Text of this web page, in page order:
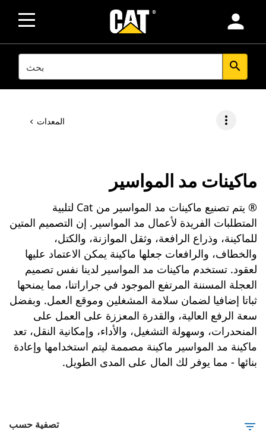
person
SEARCH search
المعدات more_vert
ماكينات مد المواسير
® يتم تصنيع ماكينات مد المواسير من Cat لتلبية
المتطلبات الفريدة لأعمال مد المواسير. إن التصميم المتين
للماكينة، وذراع الرافعة، وثقل الموازنة، والكتل،
والخطاف، والرافعات جعلها ماكينة يمكن الاعتماد عليها
لعقود. تستخدم ماكينات مد المواسير لدينا نفس تصميم
العجلة المسننة المرتفع الموجود في جراراتنا، مما يمنحها
ثباتا إضافيا لضمان سلامة المشغلين وموقع العمل. وبفضل
سعة الرفع العالية، والقدرة المعززة على العمل على
المنحدرات، وسهولة التشغيل، والأداء، وإمكانية النقل، تعد
ماكينة مد المواسير ماكينة مصممة ليتم استخدامها وإعادة
بنائها - مما يوفر لك المال على المدى الطويل.
تصفية حسب filter_list